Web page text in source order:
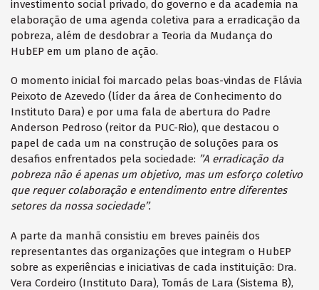
investimento social privado, do governo e da academia na
elaboração de uma agenda coletiva para a erradicação da
pobreza, além de desdobrar a Teoria da Mudança do
HubEP em um plano de ação.
O momento inicial foi marcado pelas boas-vindas de Flávia
Peixoto de Azevedo (líder da área de Conhecimento do
Instituto Dara) e por uma fala de abertura do Padre
Anderson Pedroso (reitor da PUC-Rio), que destacou o
papel de cada um na construção de soluções para os
desafios enfrentados pela sociedade: ’’A erradicação da
pobreza não é apenas um objetivo, mas um esforço coletivo
que requer colaboração e entendimento entre diferentes
setores da nossa sociedade’’.
A parte da manhã consistiu em breves painéis dos
representantes das organizações que integram o HubEP
sobre as experiências e iniciativas de cada instituição: Dra.
Vera Cordeiro (Instituto Dara), Tomás de Lara (Sistema B),